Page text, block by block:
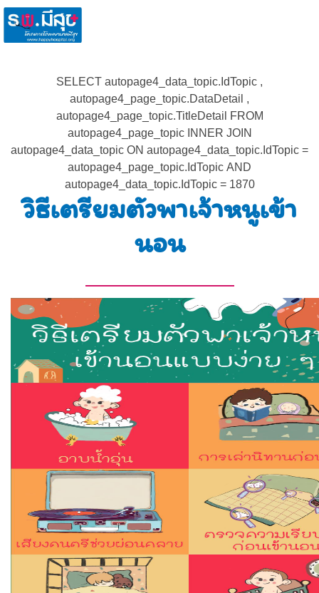
SELECT autopage4_data_topic.IdTopic ,
autopage4_page_topic.DataDetail ,
autopage4_page_topic.TitleDetail FROM
autopage4_page_topic INNER JOIN
autopage4_data_topic ON autopage4_data_topic.IdTopic =
autopage4_page_topic.IdTopic AND
autopage4_data_topic.IdTopic = 1870
วิธีเตรียมตัวพาเจ้าหนูเข้า
นอน